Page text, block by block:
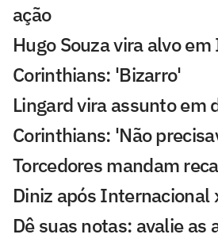
ação
Hugo Souza vira alvo
Corinthians: 'Bizarro'
Lingard vira assunto em
Corinthians: 'Não
Torcedores mandam
Diniz após Internacional
Dê suas notas: avalie as